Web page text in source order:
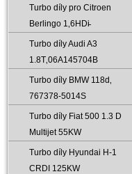
Turbo díly pro Citroen
Berlingo 1‚6HDi̵
Turbo díly Audi A3
1.8T‚06A145704B
Turbo díly BMW 118d‚
767378-5014S
Turbo díly Fiat 500 1.3 D
Multijet 55KW
Turbo díly Hyundai H-1
CRDI 125KW